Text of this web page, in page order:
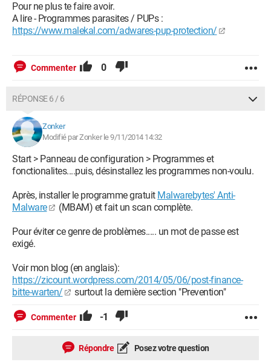
Pour ne plus te faire avoir.
A lire - Programmes parasites / PUPs :
https://www.malekal.com/adwares-pup-protection/
Commenter 0
RÉPONSE 6 / 6
Zonker
Modifié par Zonker le 9/11/2014 14:32
Start > Panneau de configuration > Programmes et
fonctionalites....puis, désinstallez les programmes non-voulu.
Après, installer le programme gratuit Malwarebytes' Anti-
Malware
(MBAM) et fait un scan complète.
Pour éviter ce genre de problèmes..... un mot de passe est
exigé.
Voir mon blog (en anglais):
https://zicount.wordpress.com/2014/05/06/post-finance-
bitte-warten/
surtout la dernière section "Prevention"
Commenter -1
Répondre Posez votre question